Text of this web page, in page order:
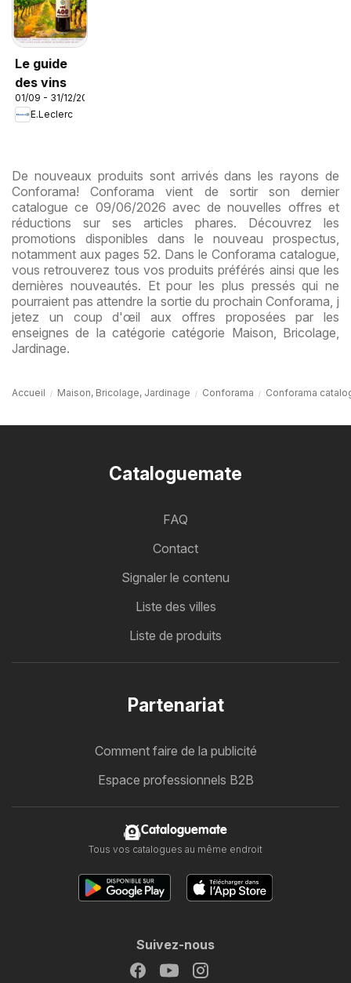
Le guide
des vins
01/09 - 31/12/2026
E.Leclerc
De nouveaux produits sont arrivés dans les rayons de
Conforama! Conforama vient de sortir son dernier
catalogue ce 09/06/2026 avec de nouvelles offres et
réductions sur ses articles phares. Découvrez les
promotions disponibles dans le nouveau prospectus,
notamment aux pages 52. Dans le Conforama catalogue,
vous retrouverez tous vos produits préférés ainsi que les
dernières nouveautés. Et pour les plus pressés qui ne
pourraient pas attendre la sortie du prochain Conforama, j
jetez un coup d'œil aux offres proposées par les
enseignes de la catégorie catégorie Maison, Bricolage,
Jardinage.
Accueil Maison, Bricolage, Jardinage Conforama Conforama
Cataloguemate
FAQ
Contact
Signaler le contenu
Liste des villes
Liste de produits
Partenariat
Comment faire de la publicité
Espace professionnels B2B
Cataloguemate
Tous vos catalogues au même endroit
Suivez-nous